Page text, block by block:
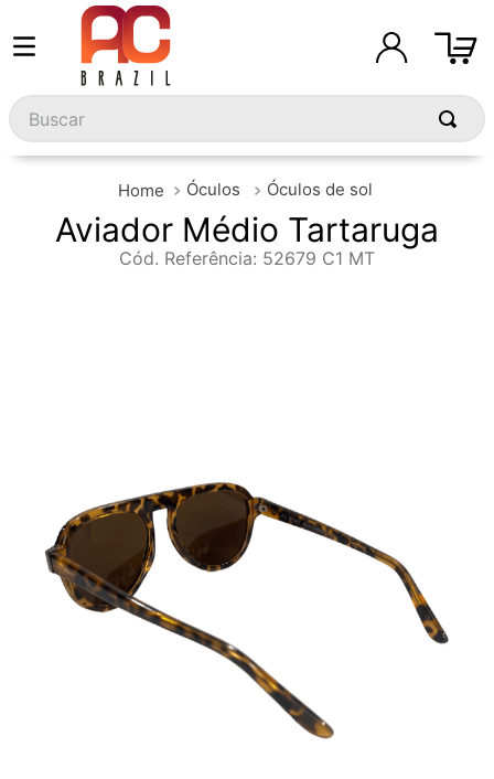
Buscar
Óculos Óculos de sol
Aviador Médio Tartaruga
Cód. Referência: 52679 C1 MT